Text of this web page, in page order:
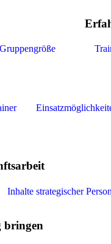
Inhalte strategischer
bringen